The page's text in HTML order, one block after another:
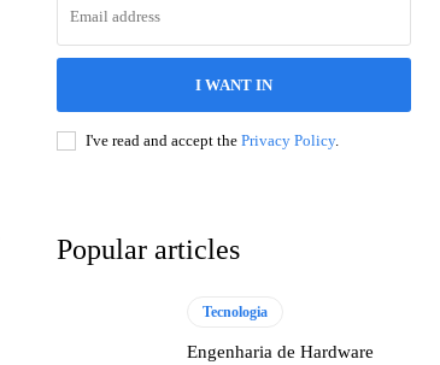
I WANT IN
I've read and accept the Privacy Policy.
Popular articles
Tecnologia
Engenharia de Hardware